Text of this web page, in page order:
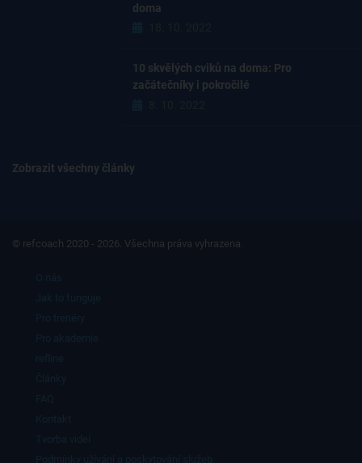
doma
10 skvělých cviků na doma: Pro
začátečníky i pokročilé
Zobrazit všechny články
© refcoach 2020 - 2026. Všechna práva vyhrazena.